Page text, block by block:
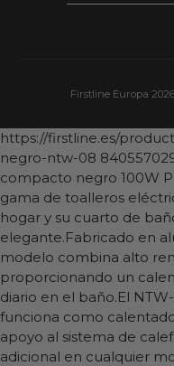
Firstline Europa
https://firstline.es/
negro-ntw-08
compacto negro 100W
gama de toalleros
hogar y su cuarto de
elegante.Fabricado en
modelo combina alto
proporcionando un
diario en el baño.El
funciona como
apoyo al sistema de
adicional en cualquier